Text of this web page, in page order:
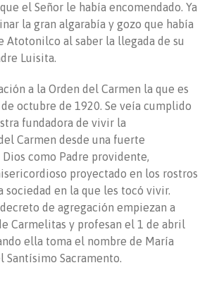
el Señor le había encomendado. Ya
la gran algarabía y gozo que había
Atotonilco al saber la llegada de su
Luisita.
a la Orden del Carmen la que es
octubre de 1920. Se veía cumplido
fundadora de vivir la
Carmen desde una fuerte
como Padre providente,
proyectado en los rostros
sociedad en la que les tocó vivir.
de agregación empiezan a
Carmelitas y profesan el 1 de abril
ella toma el nombre de María
Santísimo Sacramento.